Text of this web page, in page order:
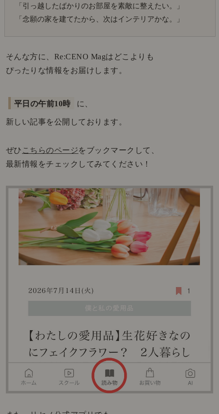
「引っ越したばかりのお部屋を素敵に整えたい。」
「念願の家を建てたから、次はインテリアかな。」
そんな方に、Re:CENO Magはどこよりも
ぴったりな情報をお届けします。
平日の午前10時 に、
新しい記事を公開しております。
ぜひ こちらのページをブックマークして、
最新情報をチェックしてみてください！